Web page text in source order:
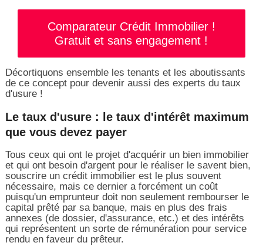
Comparateur Crédit Immobilier !
Gratuit et sans engagement !
Décortiquons ensemble les tenants et les aboutissants
de ce concept pour devenir aussi des experts du taux
d'usure !
Le taux d'usure : le taux d'intérêt maximum
que vous devez payer
Tous ceux qui ont le projet d'acquérir un bien immobilier
et qui ont besoin d'argent pour le réaliser le savent bien,
souscrire un crédit immobilier est le plus souvent
nécessaire, mais ce dernier a forcément un coût
puisqu'un emprunteur doit non seulement rembourser le
capital prêté par sa banque, mais en plus des frais
annexes (de dossier, d'assurance, etc.) et des intérêts
qui représentent un sorte de rémunération pour service
rendu en faveur du prêteur.